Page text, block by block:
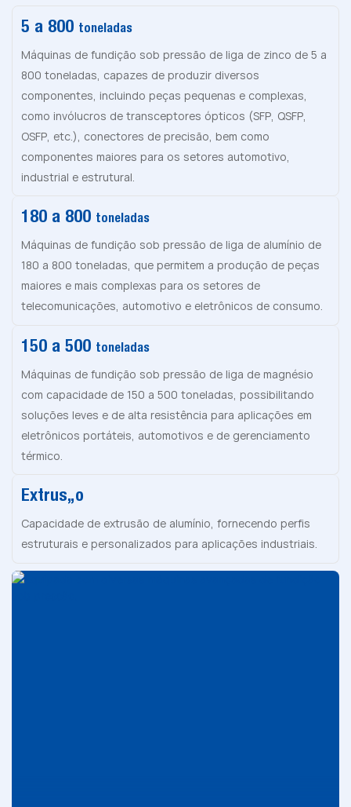
5 a 800 toneladas
Máquinas de fundição sob pressão de liga de zinco de 5 a
800 toneladas, capazes de produzir diversos
componentes, incluindo peças pequenas e complexas,
como invólucros de transceptores ópticos (SFP, QSFP,
OSFP, etc.), conectores de precisão, bem como
componentes maiores para os setores automotivo,
industrial e estrutural.
180 a 800 toneladas
Máquinas de fundição sob pressão de liga de alumínio de
180 a 800 toneladas, que permitem a produção de peças
maiores e mais complexas para os setores de
telecomunicações, automotivo e eletrônicos de consumo.
150 a 500 toneladas
Máquinas de fundição sob pressão de liga de magnésio
com capacidade de 150 a 500 toneladas, possibilitando
soluções leves e de alta resistência para aplicações em
eletrônicos portáteis, automotivos e de gerenciamento
térmico.
Extrusão
Capacidade de extrusão de alumínio, fornecendo perfis
estruturais e personalizados para aplicações industriais.